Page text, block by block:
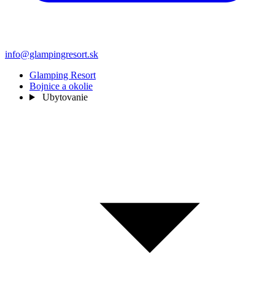
info@glampingresort.sk
Glamping Resort
Bojnice a okolie
Ubytovanie